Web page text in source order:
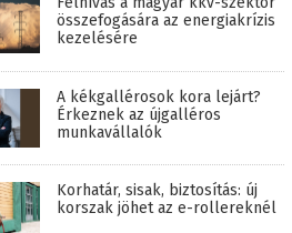
összefogására az energiakrízis
kezelésére
A kékgallérosok kora lejárt?
Érkeznek az újgalléros
munkavállalók
Korhatár, sisak, biztosítás: új
korszak jöhet az e-rollereknél